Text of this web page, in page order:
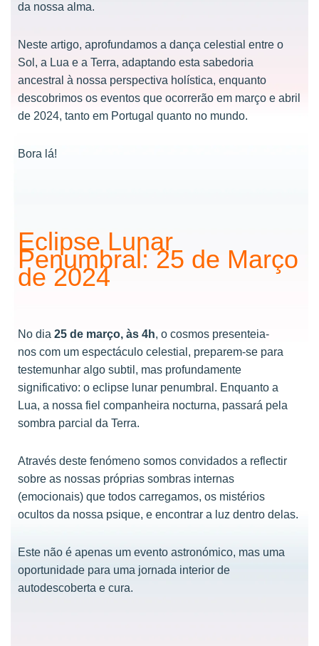
da nossa alma.
Neste artigo, aprofundamos a dança celestial entre o
Sol, a Lua e a Terra, adaptando esta sabedoria
ancestral à nossa perspectiva holística, enquanto
descobrimos os eventos que ocorrerão em março e abril
de 2024, tanto em Portugal quanto no mundo.
Bora lá!
Eclipse Lunar
Penumbral: 25 de Março
de 2024
No dia 25 de março, às 4h, o cosmos presenteia-
nos com um espectáculo celestial, preparem-se para
testemunhar algo subtil, mas profundamente
significativo: o eclipse lunar penumbral. Enquanto a
Lua, a nossa fiel companheira nocturna, passará pela
sombra parcial da Terra.
Através deste fenómeno somos convidados a reflectir
sobre as nossas próprias sombras internas
(emocionais) que todos carregamos, os mistérios
ocultos da nossa psique, e encontrar a luz dentro delas.
Este não é apenas um evento astronómico, mas uma
oportunidade para uma jornada interior de
autodescoberta e cura.